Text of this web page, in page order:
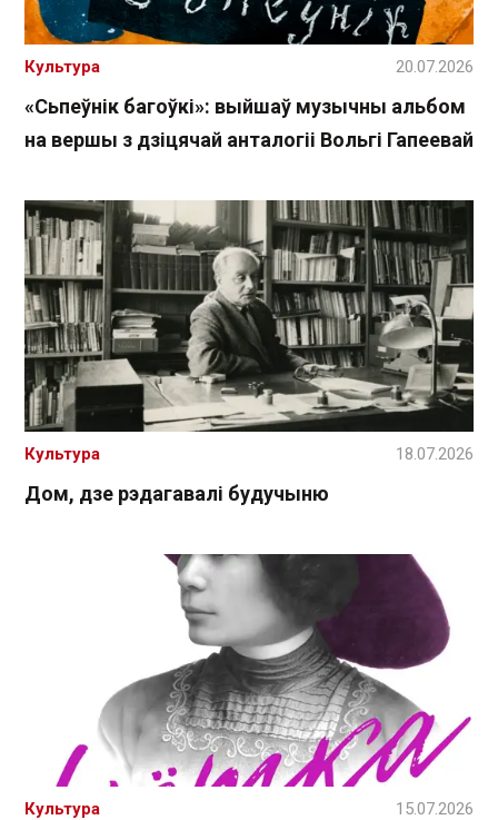
«Сьпеўнік багоўкі»: выйшаў музычны альбом
на вершы з дзіцячай анталогіі Вольгі Гапеевай
Культура 20.07.2026
Дом, дзе рэдагавалі будучыню
Культура 18.07.2026
Культура 15.07.2026